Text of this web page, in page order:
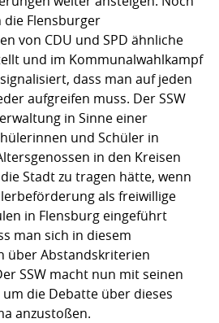
die Flensburger
von CDU und SPD ähnliche
und im Kommunalwahlkampf
dass man auf jeden
aufgreifen muss. Der SSW
in Sinne einer
und Schüler in
in den Kreisen
Stadt zu tragen hätte, wenn
als freiwillige
in Flensburg eingeführt
man sich in diesem
über Abstandskriterien
SSW macht nun mit seinen
die Debatte über dieses
anzustoßen.